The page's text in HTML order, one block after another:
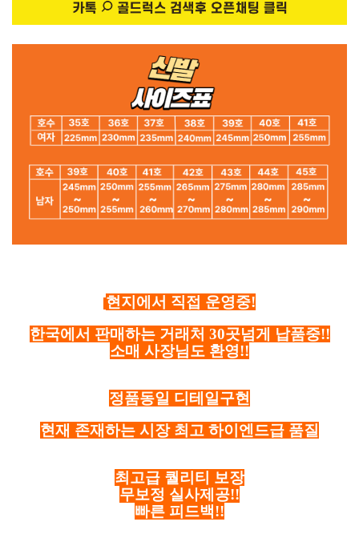
현지에서 직접 운영중!
한국에서 판매하는 거래처 30곳넘게 납품중!!
소매 사장님도 환영!!
정품동일 디테일구현
현재 존재하는 시장 최고 하이엔드급 품질
최고급 퀄리티 보장
무보정 실사제공!!
빠른 피드백!!